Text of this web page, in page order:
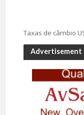
Taxas de câmbio
Advertisement